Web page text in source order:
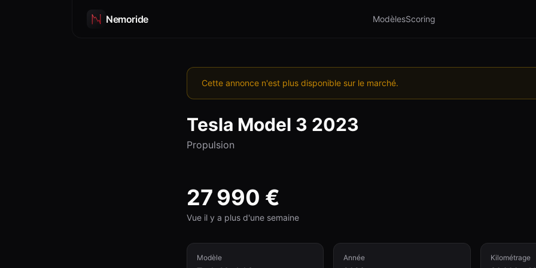
Nemoride ModèlesScoring
Cette annonce n'est plus disponible sur le marché.
Tesla Model 3 2023
Propulsion
27 990 €
Vue il y a plus d'une semaine
Modèle Année Kilométrage